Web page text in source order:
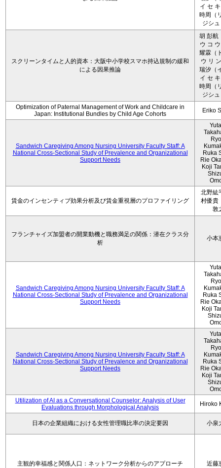
イ セ
時周（
ジシ
スクリーンタイムと人的資本：大阪中小学校スマホ持込規制の緩和
による因果推論
胡 彭航
ウ コ
耀霖（
ウ リ
瑞汐（
イ セ
時周（
ジシ
Optimization of Paternal Management of Work and Childcare in
Japan: Institutional Bundles by Child Age Cohorts
Eriko
Sandwich Caregiving Among Nursing University Faculty Staff: A
National Cross-Sectional Study of Prevalence and Organizational
Support Needs
Ruka
Rie
Koji
賃金のインセンティブ効果分析及び賃金重視層のプロファイリング
北野紘
村優貴
敦
フランチャイズ加盟者の開業動機と職務満足の関係：潜在クラス分
析
小本
Sandwich Caregiving Among Nursing University Faculty Staff: A
National Cross-Sectional Study of Prevalence and Organizational
Support Needs
Ruka
Rie
Koji
Sandwich Caregiving Among Nursing University Faculty Staff: A
National Cross-Sectional Study of Prevalence and Organizational
Support Needs
Ruka
Rie
Koji
Utilization of AI as a Conversational Counselor: Analysis of User
Evaluations through Morphological Analysis
Hiroko
日本の企業組織における女性管理職比率の決定要因 小泉
主観的幸福感と関係人口：ネットワーク分析からのアプローチ 近藤